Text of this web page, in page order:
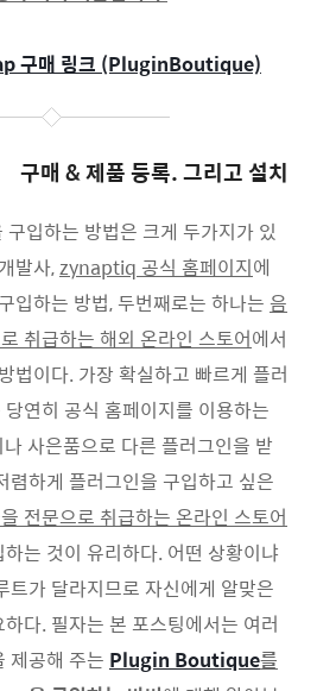
구매 링크 (PluginBoutique)
구매 & 제품 등록. 그리고 설치
입하는 방법은 크게 두가지가 있
발사,zynaptiq 공식 홈페이지에
하는 방법, 두번째로는 하나는 음
취급하는 해외 온라인 스토어에서
이다. 가장 확실하고 빠르게 플러
연히 공식 홈페이지를 이용하는
사은품으로 다른 플러그인을 받
렴하게 플러그인을 구입하고 싶은
전문으로 취급하는 온라인 스토어
는 것이 유리하다. 어떤 상황이냐
트가 달라지므로 자신에게 알맞은
다. 필자는 본 포스팅에서는 여러
제공해 주는 Plugin Boutique를